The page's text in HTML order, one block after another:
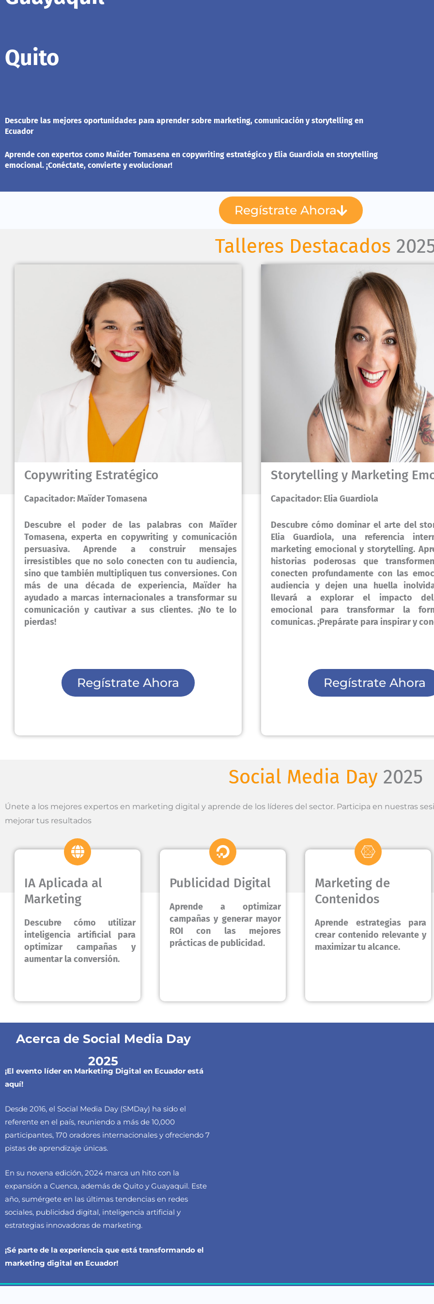
Quito
Descubre las mejores oportunidades para aprender sobre marketing, comunicación y storytelling en
Ecuador
Aprende con expertos como Maïder Tomasena en copywriting estratégico y Elia Guardiola en storytelling
emocional. ¡Conéctate, convierte y evolucionar!
Regístrate Ahora
Talleres Destacados
Copywriting Estratégico
Capacitador: Maïder Tomasena
Descubre el poder de las palabras con Maïder
Tomasena, experta en copywriting y comunicación
persuasiva. Aprende a construir mensajes
irresistibles que no solo conecten con tu audiencia,
sino que también multipliquen tus conversiones. Con
más de una década de experiencia, Maïder ha
ayudado a marcas internacionales a transformar su
comunicación y cautivar a sus clientes. ¡No te lo
pierdas!
Regístrate Ahora
Storytelling y Marketing
Capacitador: Elia Guardiola
Descubre cómo dominar el arte del
Elia Guardiola, una referencia
marketing emocional y storytelling.
historias poderosas que
conecten profundamente con las
audiencia y dejen una huella
llevará a explorar el impacto del
emocional para transformar la
comunicas. ¡Prepárate para inspirar y
Regístrate Ahora
Social Media Day2025
Únete a los mejores expertos en marketing digital y aprende de los líderes del sector. Participa en nuestras
mejorar tus resultados
IA Aplicada al
Marketing
Descubre cómo utilizar
inteligencia artificial para
optimizar campañas y
aumentar la conversión.
Publicidad Digital
Aprende a optimizar
campañas y generar mayor
ROI con las mejores
prácticas de publicidad.
Marketing de
Contenidos
Aprende estrategias para
crear contenido relevante y
maximizar tu alcance.
Acerca de Social Media Day
2025
¡El evento líder en Marketing Digital en Ecuador está
aquí!
Desde 2016, el Social Media Day (SMDay) ha sido el
referente en el país, reuniendo a más de 10,000
participantes, 170 oradores internacionales y ofreciendo 7
pistas de aprendizaje únicas.
En su novena edición, 2024 marca un hito con la
expansión a Cuenca, además de Quito y Guayaquil. Este
año, sumérgete en las últimas tendencias en redes
sociales, publicidad digital, inteligencia artificial y
estrategias innovadoras de marketing.
¡Sé parte de la experiencia que está transformando el
marketing digital en Ecuador!